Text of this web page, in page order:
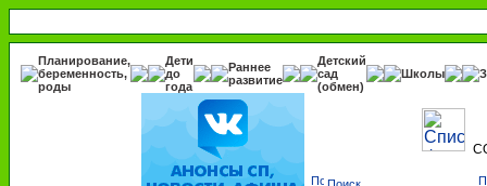
Планирование,
беременность,
роды
Дети
до
года
Раннее
развитие
Детский
сад
(обмен)
Школы